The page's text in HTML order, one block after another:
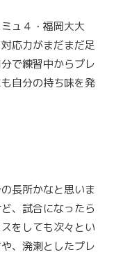
ュ４・福岡大大
応力がまだまだ足
で練習中からプレ
自分の持ち味を発
長所かなと思いま
、試合になったら
をしても次々とい
、溌溂としたプレ